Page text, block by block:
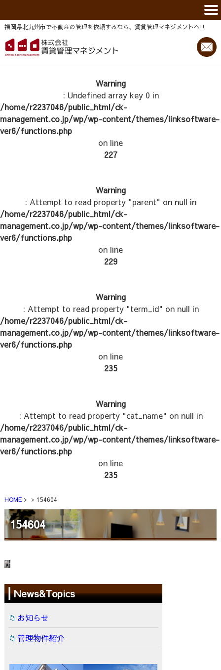
福岡県北九州市で不動産の管理を依頼するなら、賃貸管理マネジメントヘ!!
Warning
: Undefined array key 0 in
/home/r2237046/public_html/ck-
management.co.jp/wp/wp-content/themes/linksoftware-
ver6/functions.php
on line
227
Warning
: Attempt to read property "parent" on null in
/home/r2237046/public_html/ck-
management.co.jp/wp/wp-content/themes/linksoftware-
ver6/functions.php
on line
229
Warning
: Attempt to read property "term_id" on null in
/home/r2237046/public_html/ck-
management.co.jp/wp/wp-content/themes/linksoftware-
ver6/functions.php
on line
235
Warning
: Attempt to read property "cat_name" on null in
/home/r2237046/public_html/ck-
management.co.jp/wp/wp-content/themes/linksoftware-
ver6/functions.php
on line
235
HOME 154604
154604
News&Topics
お知らせ
管理物件紹介